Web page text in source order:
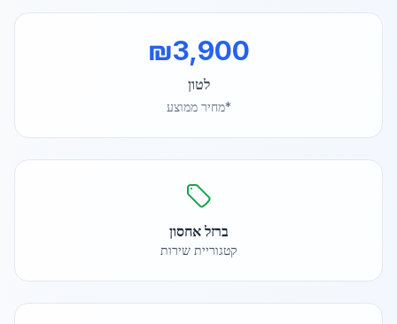
₪3,900
לטון
*מחיר ממוצע
ברזל אחסון
קטגוריית שירות